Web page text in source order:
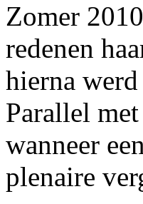
Zomer
redenen
hierna
Parallel
wanneer
plenaire